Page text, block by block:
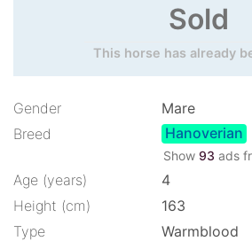
Sold
This horse has already
Gender
Mare
Breed
Hanoverian
Show 93 ads
Age (years)
4
Height (cm)
163
Type
Warmblood